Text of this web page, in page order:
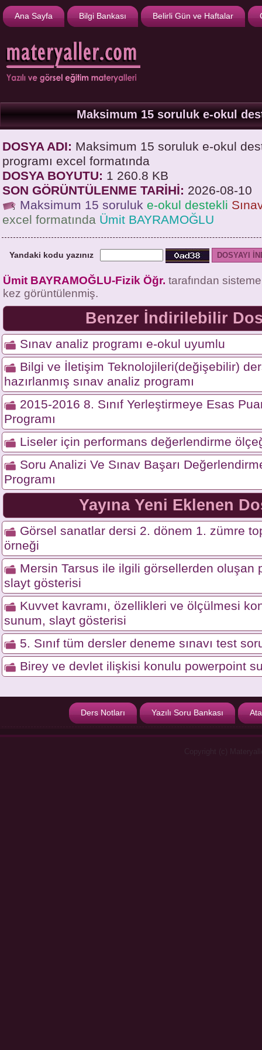
Ana Sayfa Bilgi Bankası Belirli Gün ve Haftalar
Maksimum 15 soruluk e-okul
DOSYA ADI: Maksimum 15 soruluk e-okul
programı excel formatında
DOSYA BOYUTU: 1 260.8 KB
SON GÖRÜNTÜLENME TARİHİ: 2026-08-10
Maksimum 15 soruluk e-okul destekli
excel formatında Ümit BAYRAMOĞLU
Yandaki kodu yazınız
Ümit BAYRAMOĞLU-Fizik Öğr. tarafından
kez görüntülenmiş.
Benzer İndirilebilir
Sınav analiz programı e-okul uyumlu
Bilgi ve İletişim Teknolojileri(değişebilir)
hazırlanmış sınav analiz programı
2015-2016 8. Sınıf Yerleştirmeye Esas
Programı
Liseler için performans değerlendirme
Soru Analizi Ve Sınav Başarı
Programı
Yayına Yeni Eklenen
Görsel sanatlar dersi 2. dönem 1. zümre
örneği
Mersin Tarsus ile ilgili görsellerden oluşan
slayt gösterisi
Kuvvet kavramı, özellikleri ve ölçülmesi
sunum, slayt gösterisi
5. Sınıf tüm dersler deneme sınavı test
Birey ve devlet ilişkisi konulu powerpoint
Ders Notları Yazılı Soru Bankası